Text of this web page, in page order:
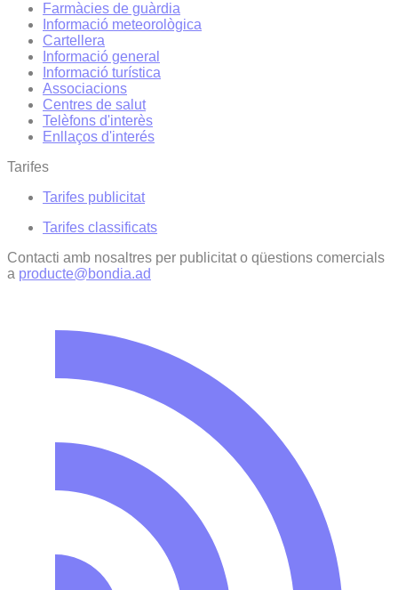
Farmàcies de guàrdia
Informació meteorològica
Cartellera
Informació general
Informació turística
Associacions
Centres de salut
Telèfons d'interès
Enllaços d'interés
Tarifes
Tarifes publicitat
Tarifes classificats
Contacti amb nosaltres per publicitat o qüestions comercials
a producte@bondia.ad